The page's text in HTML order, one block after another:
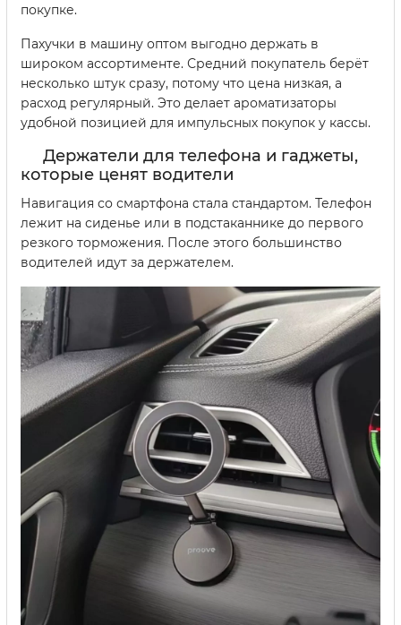
покупке.
Пахучки в машину оптом выгодно держать в
широком ассортименте. Средний покупатель берёт
несколько штук сразу, потому что цена низкая, а
расход регулярный. Это делает ароматизаторы
удобной позицией для импульсных покупок у кассы.
Держатели для телефона и гаджеты,
которые ценят водители
Навигация со смартфона стала стандартом. Телефон
лежит на сиденье или в подстаканнике до первого
резкого торможения. После этого большинство
водителей идут за держателем.